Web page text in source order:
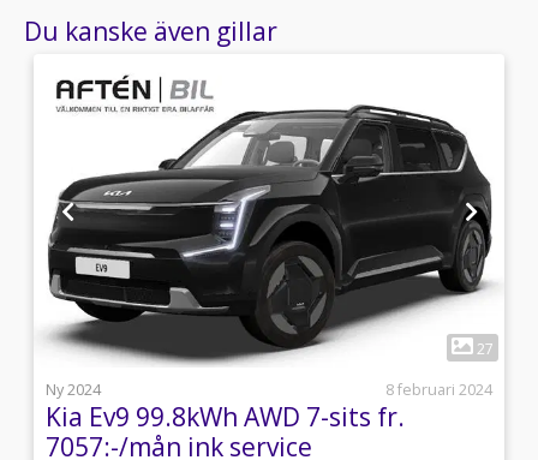
Du kanske även gillar
1
27
Ny 2024
8 februari 2024
Kia Ev9 99.8kWh AWD 7-sits fr.
7057:-/mån ink service